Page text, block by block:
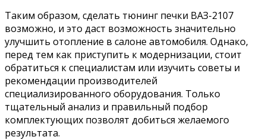
Таким образом, сделать тюнинг печки ВАЗ-2107
возможно, и это даст возможность значительно
улучшить отопление в салоне автомобиля. Однако,
перед тем как приступить к модернизации, стоит
обратиться к специалистам или изучить советы и
рекомендации производителей
специализированного оборудования. Только
тщательный анализ и правильный подбор
комплектующих позволят добиться желаемого
результата.